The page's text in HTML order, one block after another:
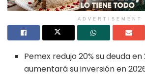
ADVERTISEMENT
Pemex redujo 20% su deuda en
aumentará su inversión en